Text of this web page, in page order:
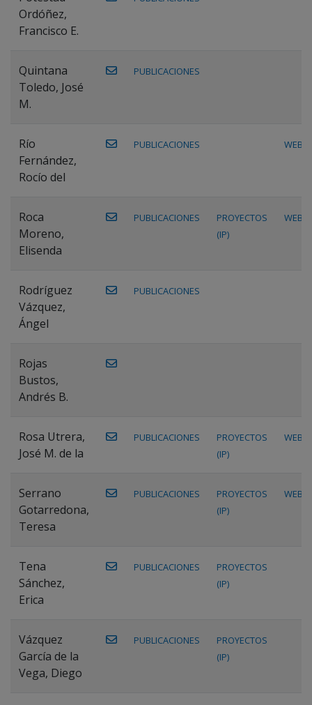
Ordóñez,
Francisco E.
Quintana
Toledo, José
M.
PUBLICACIONES
Río
Fernández,
Rocío del
PUBLICACIONES WEB
Roca
Moreno,
Elisenda
PUBLICACIONES
PROYECTOS
(IP)
WEB
Rodríguez
Vázquez,
Ángel
PUBLICACIONES
Rojas
Bustos,
Andrés B.
Rosa Utrera,
José M. de la
PUBLICACIONES
PROYECTOS
(IP)
WEB
Serrano
Gotarredona,
Teresa
PUBLICACIONES
PROYECTOS
(IP)
WEB
Tena
Sánchez,
Erica
PUBLICACIONES
PROYECTOS
(IP)
Vázquez
García de la
Vega, Diego
PUBLICACIONES
PROYECTOS
(IP)